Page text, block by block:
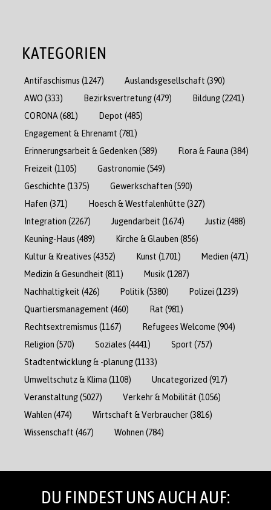
KATEGORIEN
Antifaschismus (1247) Auslandsgesellschaft (390)
AWO (333) Bezirksvertretung(479) Bildung(2241)
CORONA (681) Depot (485)
Engagement & Ehrenamt (781)
Erinnerungsarbeit & Gedenken (589) Flora & Fauna (384)
Freizeit (1105) Gastronomie (549)
Geschichte (1375) Gewerkschaften (590)
Hafen (371) Hoesch & Westfalenhütte (327)
Integration (2267) Jugendarbeit (1674) Justiz(488)
Keuning-Haus (489) Kirche & Glauben (856)
Kultur & Kreatives (4352) Kunst (1701) Medien (471)
Medizin & Gesundheit (811) Musik (1287)
Nachhaltigkeit (426) Politik (5380) Polizei (1239)
Quartiersmanagement (460) Rat (981)
Rechtsextremismus (1167) Refugees Welcome (904)
Religion (570) Soziales (4441) Sport (757)
Stadtentwicklung & -planung(1133)
Umweltschutz & Klima (1108) Uncategorized (917)
Veranstaltung(5027) Verkehr & Mobilität (1056)
Wahlen (474) Wirtschaft & Verbraucher(3816)
Wissenschaft (467) Wohnen (784)
DU FINDEST UNS AUCH AUF: